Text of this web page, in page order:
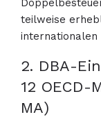
teilweise
internationalen
2. DBA-
12 OECD-
MA)